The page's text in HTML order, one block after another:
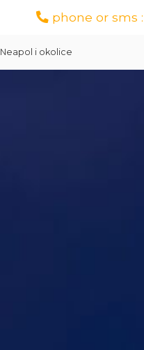
phone or sms :
Neapol i okolice